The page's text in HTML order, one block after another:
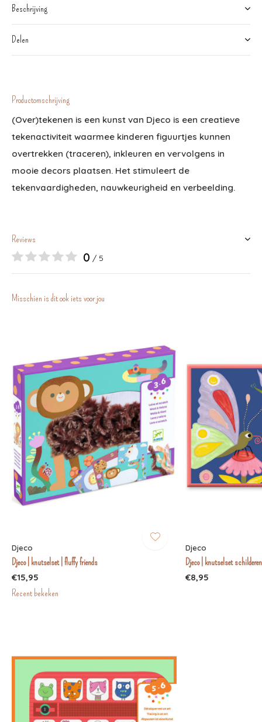
Beschrijving
Delen
Productomschrijving
(Over)tekenen is een kunst van Djeco is een creatieve
tekenactiviteit waarmee kinderen figuurtjes kunnen
overtrekken (traceren), inkleuren en vervolgens in
mooie decors plaatsen. Het stimuleert de
tekenvaardigheden, nauwkeurigheid en verbeelding.
Reviews
0 / 5
Misschien is dit ook iets voor jou
Djeco
Djeco | knutselset | fluffy friends
€15,95
Djeco
Djeco | knutselset
€8,95
Recent bekeken